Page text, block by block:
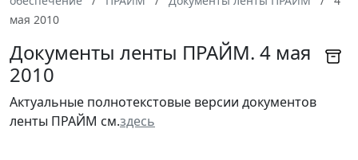
мая 2010
Документы ленты ПРАЙМ. 4 мая
2010
Актуальные полнотекстовые версии документов
ленты ПРАЙМ см.здесь